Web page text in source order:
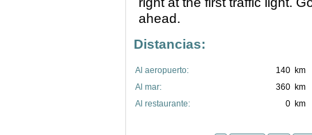
ahead.
Distancias:
140 km
Al aeropuerto:
360 km
Al mar:
0 km
Al restaurante: